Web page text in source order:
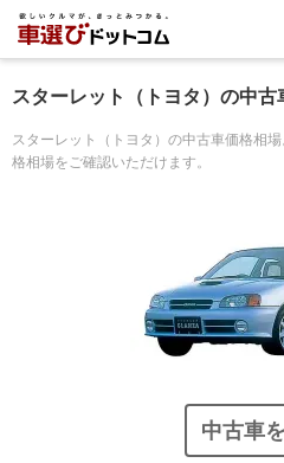
スターレット（トヨタ）の中古
スターレット（トヨタ）の中古車価格相
格相場をご確認いただけます。
中古車